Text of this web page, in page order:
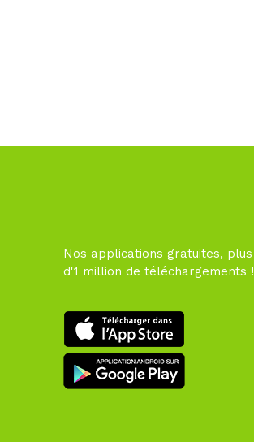
Nos applications gratuites, plus
d'1 million de téléchargements !